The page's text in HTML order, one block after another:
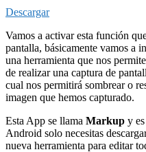
Descargar
Vamos a activar esta función
pantalla, básicamente vamos a
una herramienta que nos
de realizar una captura de
cual nos permitirá sombrear o
imagen que hemos capturado.
Esta App se llama Markup y
Android solo necesitas
nueva herramienta para editar